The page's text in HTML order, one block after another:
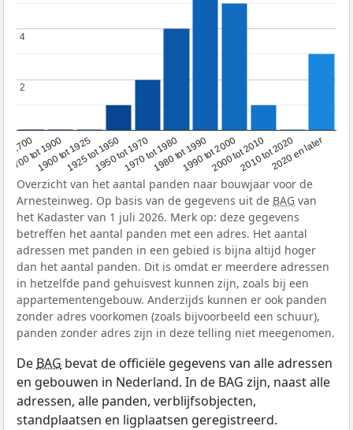
1700
1700 tot 1900
1900 tot 19251925 tot 19501950 tot 19701970 tot 19801980 tot 19901990 tot 20002000 tot 20102010 tot 20202020 en later
2
2
4
4
Overzicht van het aantal panden naar bouwjaar voor de
Arnesteinweg. Op basis van de gegevens uit de BAG van
het Kadaster van 1 juli 2026. Merk op: deze gegevens
betreffen het aantal panden met een adres. Het aantal
adressen met panden in een gebied is bijna altijd hoger
dan het aantal panden. Dit is omdat er meerdere adressen
in hetzelfde pand gehuisvest kunnen zijn, zoals bij een
appartementengebouw. Anderzijds kunnen er ook panden
zonder adres voorkomen (zoals bijvoorbeeld een schuur),
panden zonder adres zijn in deze telling niet meegenomen.
De BAG bevat de officiële gegevens van alle adressen
en gebouwen in Nederland. In de BAG zijn, naast alle
adressen, alle panden, verblijfsobjecten,
standplaatsen en ligplaatsen geregistreerd.